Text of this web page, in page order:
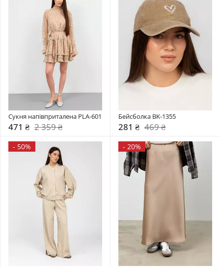
Сукня напівприталена PLA-601
471 ₴ 2 359 ₴
Бейсболка BK-1355
281 ₴ 469 ₴
- 50% - 20%